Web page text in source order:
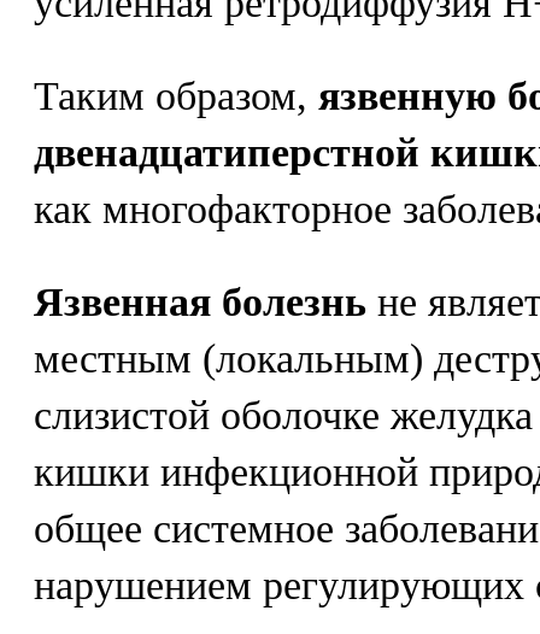
Таким образом, язвенную
двенадцатиперстной
как многофакторное
Язвенная болезнь не
местным (локальным)
слизистой оболочке
кишки инфекционной
общее системное
нарушением регулирующих